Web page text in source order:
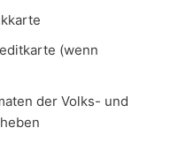
(wenn
der Volks- und